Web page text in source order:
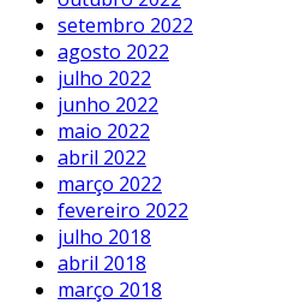
setembro 2022
agosto 2022
julho 2022
junho 2022
maio 2022
abril 2022
março 2022
fevereiro 2022
julho 2018
abril 2018
março 2018